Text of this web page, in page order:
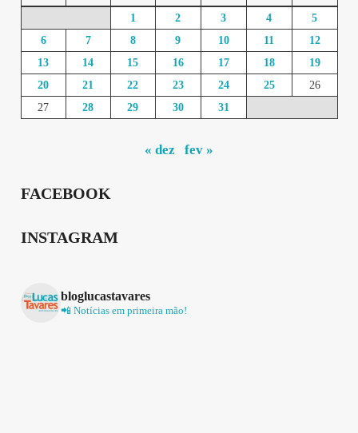
1 2 3 4
5
6
7 8 9 10 11
12
13
14 15 16 17 18
19
20
21 22 23 24 25
26
27
28 29 30 31
« dez fev »
FACEBOOK
INSTAGRAM
bloglucastavares
📲 Notícias em primeira mão!